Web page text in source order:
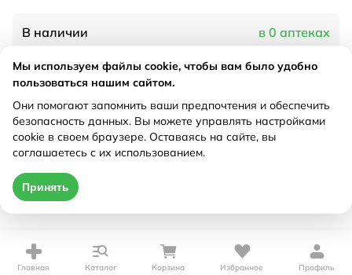
В наличии в 0 аптеках
Характеристики
Рецепт Не требуется
Главная Каталог Корзина Избранное Профиль
Мы используем файлы cookie, чтобы вам было удобно
пользоваться нашим сайтом.
Они помогают запомнить ваши предпочтения и обеспечить
безопасность данных. Вы можете управлять настройками
cookie в своем браузере. Оставаясь на сайте, вы
соглашаетесь с их использованием.
Принять